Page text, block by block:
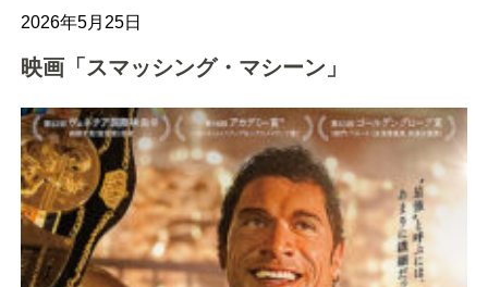
2026年5月25日
映画「スマッシング・マシーン」